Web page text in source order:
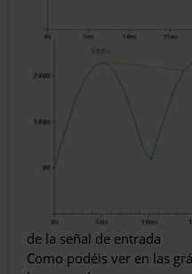
de la señal de entrada
Como podéis ver en las